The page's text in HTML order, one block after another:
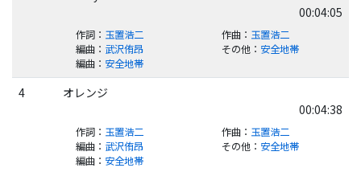
00:04:05
作詞： 玉置浩二 作曲： 玉置浩二
編曲： 武沢侑昂 その他： 安全地帯
編曲： 安全地帯
4
オレンジ
00:04:38
作詞： 玉置浩二 作曲： 玉置浩二
編曲： 武沢侑昂 その他： 安全地帯
編曲： 安全地帯